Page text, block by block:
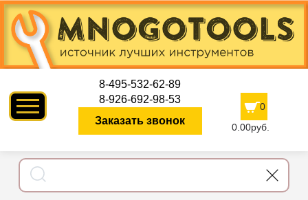
8-495-532-62-89
8-926-692-98-53
Заказать звонок
0
0.00руб.